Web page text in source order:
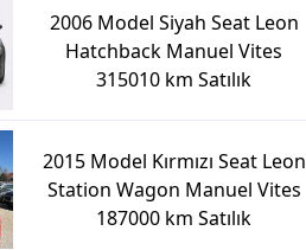
2006 Model Siyah Seat Leon
Hatchback Manuel Vites
315010 km Satılık
2015 Model Kırmızı Seat Leon
Station Wagon Manuel Vites
187000 km Satılık